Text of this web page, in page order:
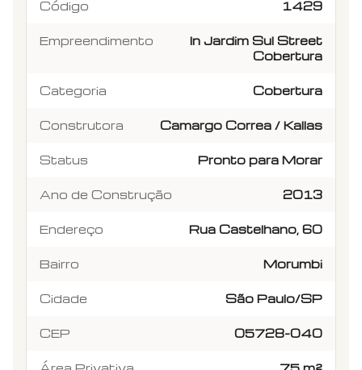
Código 1429
Empreendimento
In Jardim Sul Street
Cobertura
Categoria Cobertura
Construtora Camargo Correa / Kallas
Status Pronto para Morar
Ano de Construção 2013
Endereço Rua Castelhano, 60
Bairro Morumbi
Cidade São Paulo/SP
CEP 05728-040